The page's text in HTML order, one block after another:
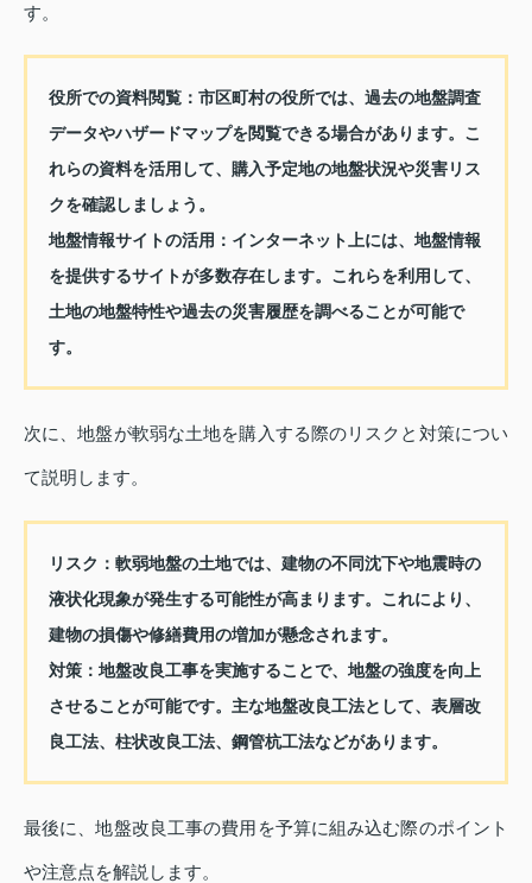
す。
役所での資料閲覧： 市区町村の役所では、過去の地盤調査
データやハザードマップを閲覧できる場合があります。こ
れらの資料を活用して、購入予定地の地盤状況や災害リス
クを確認しましょう。
地盤情報サイトの活用： インターネット上には、地盤情報
を提供するサイトが多数存在します。これらを利用して、
土地の地盤特性や過去の災害履歴を調べることが可能で
す。
次に、地盤が軟弱な土地を購入する際のリスクと対策につい
て説明します。
リスク： 軟弱地盤の土地では、建物の不同沈下や地震時の
液状化現象が発生する可能性が高まります。これにより、
建物の損傷や修繕費用の増加が懸念されます。
対策： 地盤改良工事を実施することで、地盤の強度を向上
させることが可能です。主な地盤改良工法として、表層改
良工法、柱状改良工法、鋼管杭工法などがあります。
最後に、地盤改良工事の費用を予算に組み込む際のポイント
や注意点を解説します。